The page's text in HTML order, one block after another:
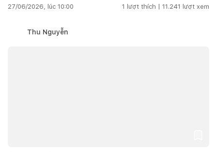
27/06/2026, lúc 10:00 1 lượt thích | 11.241 lượt xem
Thu Nguyễn